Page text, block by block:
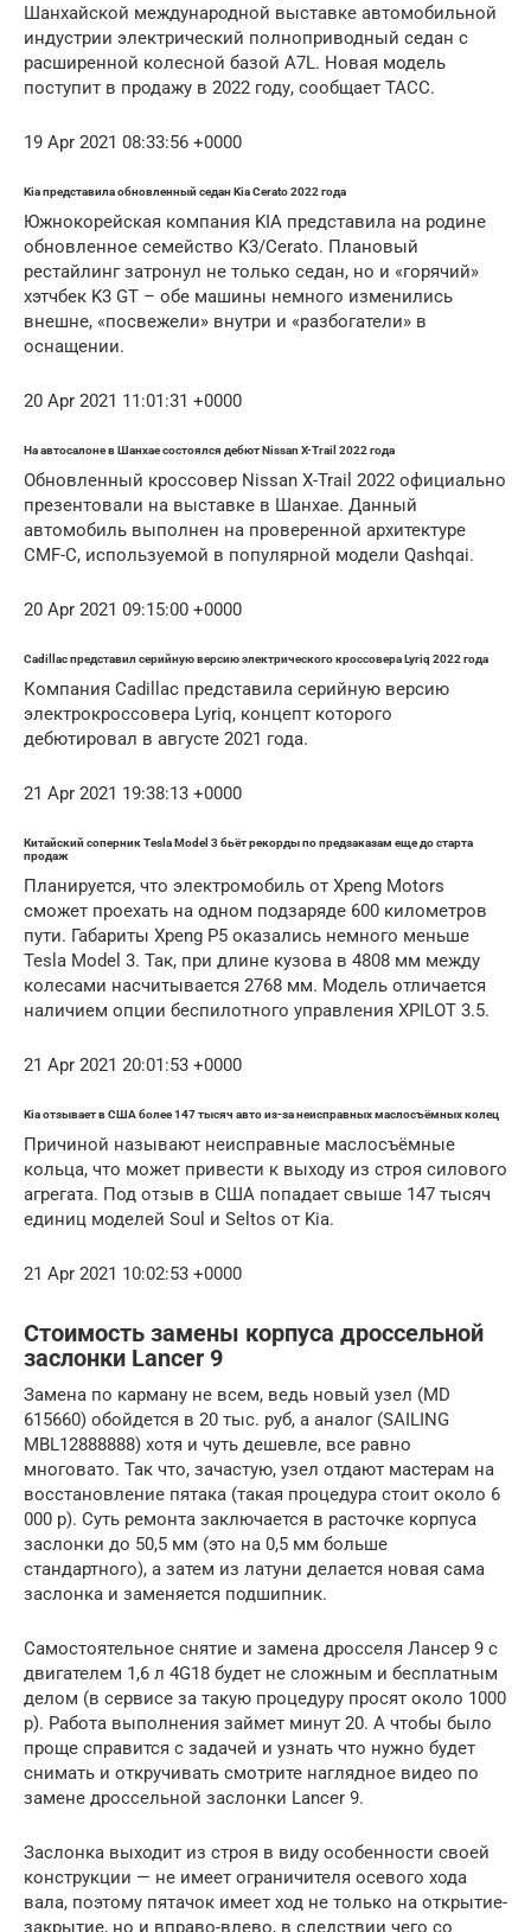
Шанхайской международной выставке автомобильной
индустрии электрический полноприводный седан с
расширенной колесной базой A7L. Новая модель
поступит в продажу в 2022 году, сообщает ТАСС.
19 Apr 2021 08:33:56 +0000
Kia представила обновленный седан Kia Cerato 2022 года
Южнокорейская компания KIA представила на родине
обновленное семейство K3/Cerato. Плановый
рестайлинг затронул не только седан, но и «горячий»
хэтчбек K3 GT – обе машины немного изменились
внешне, «посвежели» внутри и «разбогатели» в
оснащении.
20 Apr 2021 11:01:31 +0000
На автосалоне в Шанхае состоялся дебют Nissan X-Trail 2022 года
Обновленный кроссовер Nissan X-Trail 2022 официально
презентовали на выставке в Шанхае. Данный
автомобиль выполнен на проверенной архитектуре
CMF-C, используемой в популярной модели Qashqai.
20 Apr 2021 09:15:00 +0000
Cadillac представил серийную версию электрического кроссовера Lyriq 2022 года
Компания Cadillac представила серийную версию
электрокроссовера Lyriq, концепт которого
дебютировал в августе 2021 года.
21 Apr 2021 19:38:13 +0000
Китайский соперник Tesla Model 3 бьёт рекорды по предзаказам еще до старта
продаж
Планируется, что электромобиль от Xpeng Motors
сможет проехать на одном подзаряде 600 километров
пути. Габариты Xpeng P5 оказались немного меньше
Tesla Model 3. Так, при длине кузова в 4808 мм между
колесами насчитывается 2768 мм. Модель отличается
наличием опции беспилотного управления XPILOT 3.5.
21 Apr 2021 20:01:53 +0000
Kia отзывает в США более 147 тысяч авто из-за неисправных маслосъёмных колец
Причиной называют неисправные маслосъёмные
кольца, что может привести к выходу из строя силового
агрегата. Под отзыв в США попадает свыше 147 тысяч
единиц моделей Soul и Seltos от Kia.
21 Apr 2021 10:02:53 +0000
Стоимость замены корпуса дроссельной
заслонки Lancer 9
Замена по карману не всем, ведь новый узел (MD
615660) обойдется в 20 тыс. руб, а аналог (SAILING
MBL12888888) хотя и чуть дешевле, все равно
многовато. Так что, зачастую, узел отдают мастерам на
восстановление пятака (такая процедура стоит около 6
000 р). Суть ремонта заключается в расточке корпуса
заслонки до 50,5 мм (это на 0,5 мм больше
стандартного), а затем из латуни делается новая сама
заслонка и заменяется подшипник.
Самостоятельное снятие и замена дросселя Лансер 9 с
двигателем 1,6 л 4G18 будет не сложным и бесплатным
делом (в сервисе за такую процедуру просят около 1000
р). Работа выполнения займет минут 20. А чтобы было
проще справится с задачей и узнать что нужно будет
снимать и откручивать смотрите наглядное видео по
замене дроссельной заслонки Lancer 9.
Заслонка выходит из строя в виду особенности своей
конструкции — не имеет ограничителя осевого хода
вала, поэтому пятачок имеет ход не только на открытие-
закрытие, но и вправо-влево, в следствии чего со